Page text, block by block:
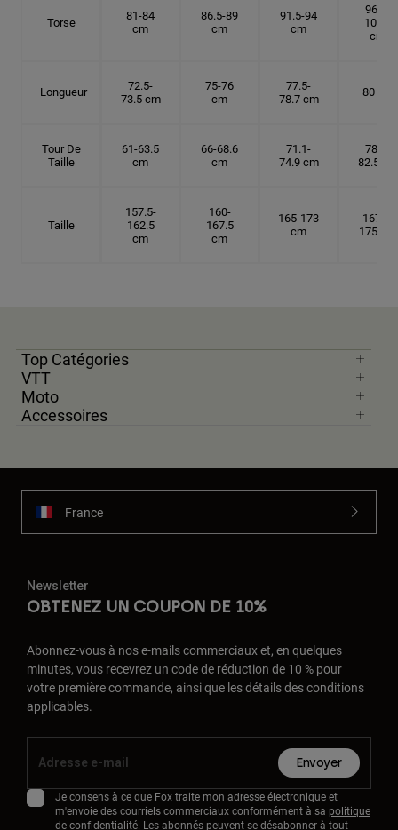
Torse
81-84
cm
86.5-89
cm
91.5-94
cm
96.5-
101.5
cm
Longueur
72.5-
73.5 cm
75-76
cm
77.5-
78.7 cm
80 cm
Tour De
Taille
61-63.5
cm
66-68.6
cm
71.1-
74.9 cm
78.7-
82.5 cm
Taille
157.5-
162.5
cm
160-
167.5
cm
165-173
cm
167.5-
175 cm
Top Catégories
VTT
Moto
Accessoires
France
Newsletter
OBTENEZ UN COUPON DE 10%
Abonnez-vous à nos e-mails commerciaux et, en quelques
minutes, vous recevrez un code de réduction de 10 % pour
votre première commande, ainsi que les détails des conditions
applicables.
Envoyer
Je consens à ce que Fox traite mon adresse électronique et
m'envoie des courriels commerciaux conformément à sa politique
de confidentialité. Les abonnés peuvent se désabonner à tout